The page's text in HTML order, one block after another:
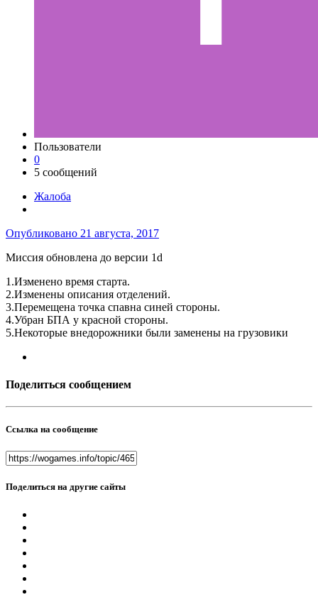
Пользователи
0
5 сообщений
Жалоба
Опубликовано 21 августа, 2017
Миссия обновлена до версии 1d
1.Изменено время старта.
2.Изменены описания отделений.
3.Перемещена точка спавна синей стороны.
4.Убран БПА у красной стороны.
5.Некоторые внедорожники были заменены на грузовики
Поделиться сообщением
Ссылка на сообщение
Поделиться на другие сайты